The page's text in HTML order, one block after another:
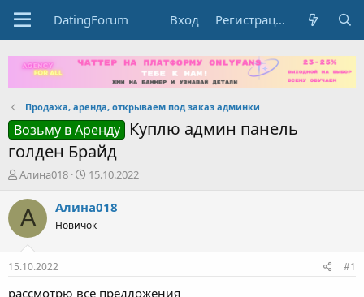
DatingForum Вход Регистрация
Продажа, аренда, открываем под заказ админки
Возьму в Аренду Куплю админ панель
голден Брайд
А
в
т
о
р
т
е
м
ы
Алина018
Д
а
т
н
а
а
15.10.2022
А Новичок
15.10.2022
рассмотрю все предложения